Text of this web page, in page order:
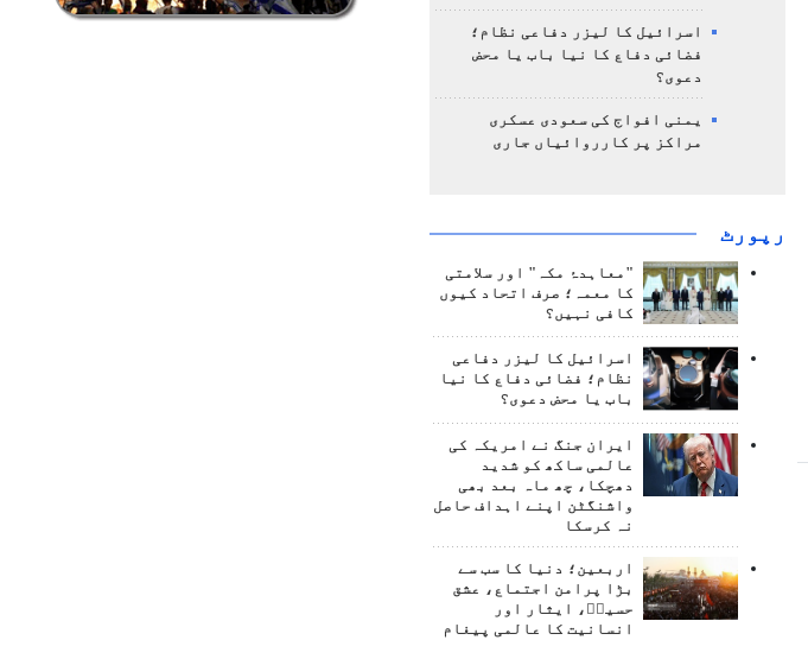
اسرائیل کا لیزر دفاعی نظام؛
فضائی دفاع کا نیا باب یا محض
دعوی؟
یمنی افواج کی سعودی عسکری
مراکز پر کارروائیاں جاری
رپورٹ
"معاہدۂ مکہ" اور سلامتی
کا معمہ؛ صرف اتحاد کیوں
کافی نہیں؟
اسرائیل کا لیزر دفاعی
نظام؛ فضائی دفاع کا نیا
باب یا محض دعوی؟
ایران جنگ نے امریکہ کی
عالمی ساکھ کو شدید
دھچکا، چھ ماہ بعد بھی
واشنگٹن اپنے اہداف حاصل
نہ کرسکا
اربعین؛ دنیا کا سب سے
بڑا پرامن اجتماع، عشق
حسینؑ، ایثار اور
انسانیت کا عالمی پیغام